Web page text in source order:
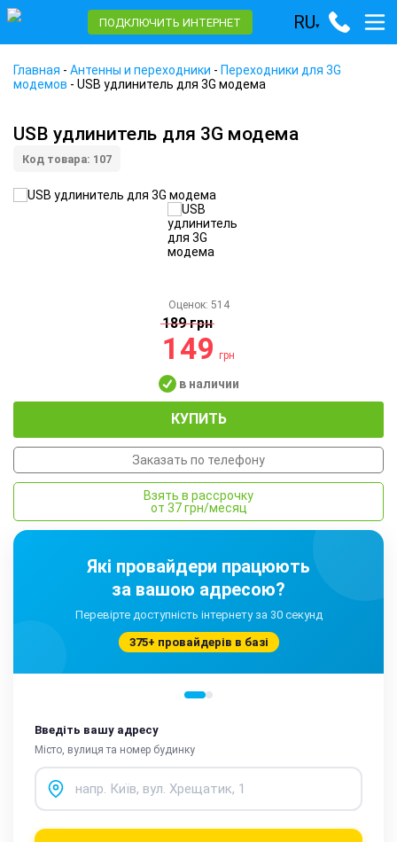
ПОДКЛЮЧИТЬ ИНТЕРНЕТ RU▾
Главная - Антенны и переходники - Переходники для 3G
модемов - USB удлинитель для 3G модема
USB удлинитель для 3G модема
Код товара: 107
Оценок: 514
189 грн
149грн
в наличии
КУПИТЬ
Заказать по телефону
Взять в рассрочку
от 37 грн/месяц
Які провайдери працюють
за вашою адресою?
Перевірте доступність інтернету за 30 секунд
375+ провайдерів в базі
Введіть вашу адресу
Місто, вулиця та номер будинку